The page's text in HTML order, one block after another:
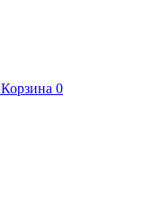
Корзина 0